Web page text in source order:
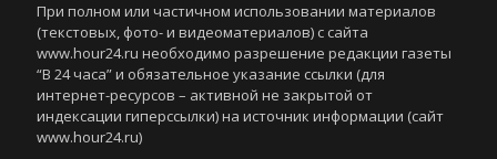
При полном или частичном использовании материалов
(текстовых, фото- и видеоматериалов) с сайта
www.hour24.ru необходимо разрешение редакции газеты
“В 24 часа” и обязательное указание ссылки (для
интернет-ресурсов – активной не закрытой от
индексации гиперссылки) на источник информации (сайт
www.hour24.ru)